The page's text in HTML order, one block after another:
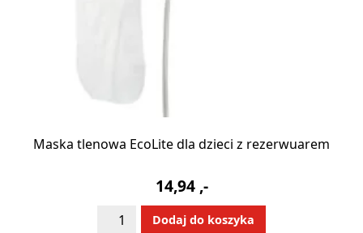
Maska tlenowa EcoLite dla dzieci z rezerwuarem
14,94 ,-
ilość
Dodaj do koszyka
Alternative: